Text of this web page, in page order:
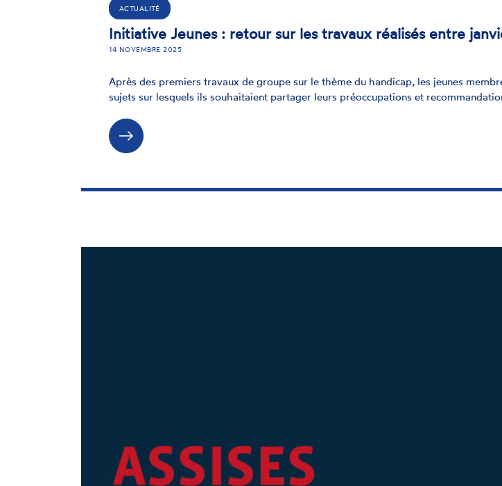
ACTUALITÉ
Initiative Jeunes : retour sur les travaux réalisés entre
14 NOVEMBRE 2025
Après des premiers travaux de groupe sur le thème du handicap, les jeunes
sujets sur lesquels ils souhaitaient partager leurs préoccupations et